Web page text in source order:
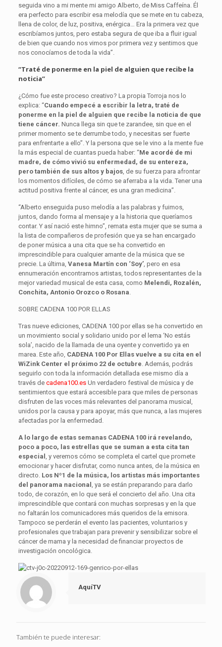
seguida vino a mi mente mi amigo Alberto, de Miss Caffeína. Él
era perfecto para escribir esa melodía que se mete en tu cabeza,
llena de color, de luz, positiva, enérgica… Era la primera vez que
escribíamos juntos, pero estaba segura de que iba a fluir igual
de bien que cuando nos vimos por primera vez y sentimos que
nos conocíamos de toda la vida”.
“Traté de ponerme en la piel de alguien que recibe la
noticia”
¿Cómo fue este proceso creativo? La propia Torroja nos lo
explica: “Cuando empecé a escribir la letra, traté de
ponerme en la piel de alguien que recibe la noticia de que
tiene cáncer. Nunca llega sin que te zarandee, sin que en el
primer momento se te derrumbe todo, y necesitas ser fuerte
para enfrentarte a ello”. Y la persona que se le vino a la mente fue
la más especial de cuantas pueda haber: “Me acordé de mi
madre, de cómo vivió su enfermedad, de su entereza,
pero también de sus altos y bajos, de su fuerza para afrontar
los momentos difíciles, de cómo se aferraba a la vida. Tener una
actitud positiva frente al cáncer, es una gran medicina”.
“Alberto enseguida puso melodía a las palabras y fuimos,
juntos, dando forma al mensaje y a la historia que queríamos
contar. Y así nació este himno”, remata esta mujer que se suma a
la lista de compañeros de profesión que ya se han encargado
de poner música a una cita que se ha convertido en
imprescindible para cualquier amante de la música que se
precie. La última, Vanesa Martín con ‘Soy’, pero en esa
ennumeración encontramos artistas, todos representantes de la
mejor variedad musical de esta casa, como Melendi, Rozalén,
Conchita, Antonio Orozco o Rosana
SOBRE CADENA 100 POR ELLAS
Tras nueve ediciones, CADENA 100 por ellas se ha convertido en
un movimiento social y solidario unido por el lema ‘No estás
sola’, nacido de la llamada de una oyente y convertido ya en
marea. Este año, CADENA 100 Por Ellas vuelve a su cita en el
WiZink Center el próximo 22 de octubre . Además, podrás
seguirlo con toda la información detallada ese mismo día a
través de cadena100.es Un verdadero festival de música y de
sentimientos que estará accesible para que miles de personas
disfruten de las voces más relevantes del panorama musical,
unidos por la causa y para apoyar, más que nunca, a las mujeres
afectadas por la enfermedad.
A lo largo de estas semanas CADENA 100 irá revelando,
poco a poco, las estrellas que se suman a esta cita tan
especial , y veremos cómo se completa el cartel que promete
emocionar y hacer disfrutar, como nunca antes, de la música en
directo. Los Nº1 de la música, los artistas más importantes
del panorama nacional , ya se están preparando para darlo
todo, de corazón, en lo que será el concierto del año. Una cita
imprescindible que contará con muchas sorpresas y en la que
no faltarán los comunicadores más queridos de la emisora.
Tampoco se perderán el evento las pacientes, voluntarios y
profesionales que trabajan para prevenir y sensibilizar sobre el
cáncer de mama y la necesidad de financiar proyectos de
investigación oncológica.
AquíTV
También te puede interesar: